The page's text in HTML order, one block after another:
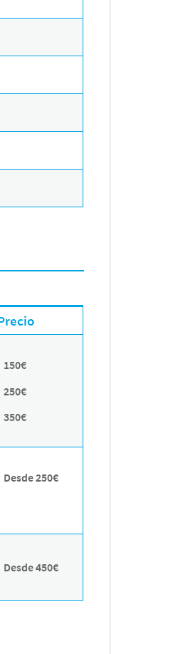
150€
250€
350€
Desde 250€
Desde 450€